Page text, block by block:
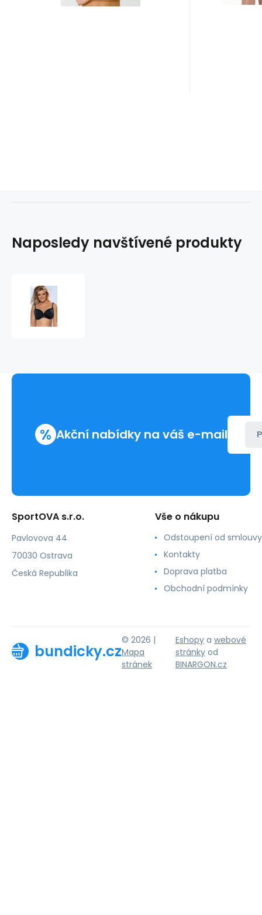
Naposledy navštívené produkty
% Akční nabídky na váš e-mail
SportOVA s.r.o.
Pavlovova 44
70030 Ostrava
Česká Republika
Vše o nákupu
Odstoupení od smlouvy
Kontakty
Doprava platba
Obchodní podmínky
bundicky.cz
© 2026 |
Mapa
stránek
Eshopy a webové
stránky od
BINARGON.cz